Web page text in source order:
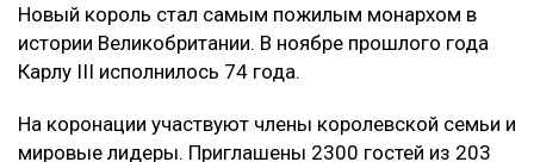
Новый король стал самым пожилым монархом в
истории Великобритании. В ноябре прошлого года
Карлу III исполнилось 74 года.
На коронации участвуют члены королевской семьи и
мировые лидеры. Приглашены 2300 гостей из 203